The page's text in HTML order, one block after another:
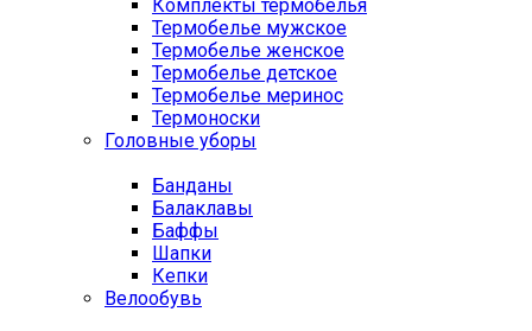
Комплекты термобелья
Термобелье мужское
Термобелье женское
Термобелье детское
Термобелье меринос
Термоноски
Головные уборы
Банданы
Балаклавы
Баффы
Шапки
Кепки
Велообувь